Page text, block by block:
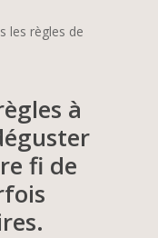
les règles de
à
fi de